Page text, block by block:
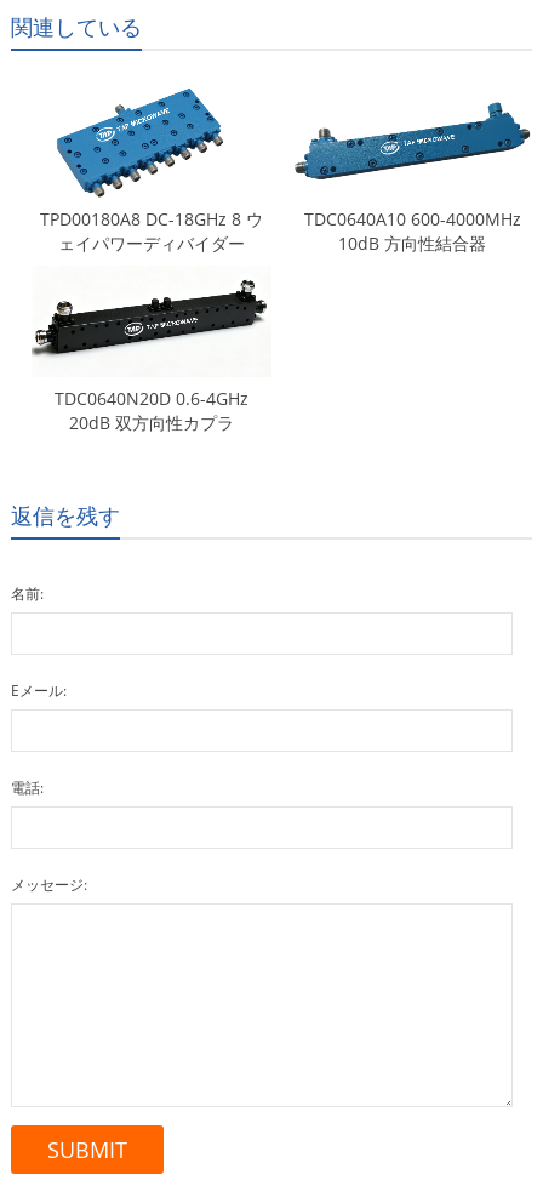
関連している
TPD00180A8 DC-18GHz 8 ウ
ェイパワーディバイダー
TDC0640A10 600-4000MHz
10dB 方向性結合器
TDC0640N20D 0.6-4GHz
20dB 双方向性カプラ
返信を残す
名前:
Eメール:
電話:
メッセージ: